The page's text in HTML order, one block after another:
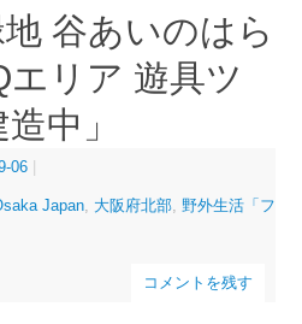
谷あいのはら
エリア 遊具ツ
中」
06 |
Japan, 大阪府北部, 野外生活「フ
コメントを残す